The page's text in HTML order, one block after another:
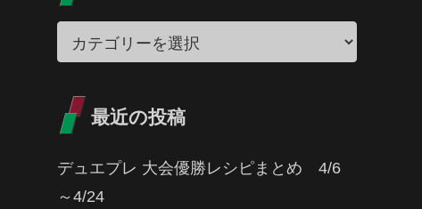
最近の投稿
デュエプレ 大会優勝レシピまとめ 4/6
～4/24